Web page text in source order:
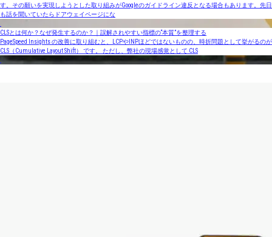
す。その願いを実現しようとした取り組みがGoogleのガイドライン違反となる場合もあります。先日
も話を聞いていたらドアウェイページにな
CLSとは何か？なぜ発生するのか？｜誤解されやすい指標の“本質”を整理する
PageSpeed Insights の改善に取り組むと、LCPやINPほどではないものの、時折問題として挙がるのが
CLS（Cumulative Layout Shift） です。 ただし、弊社の現場感覚として CLS